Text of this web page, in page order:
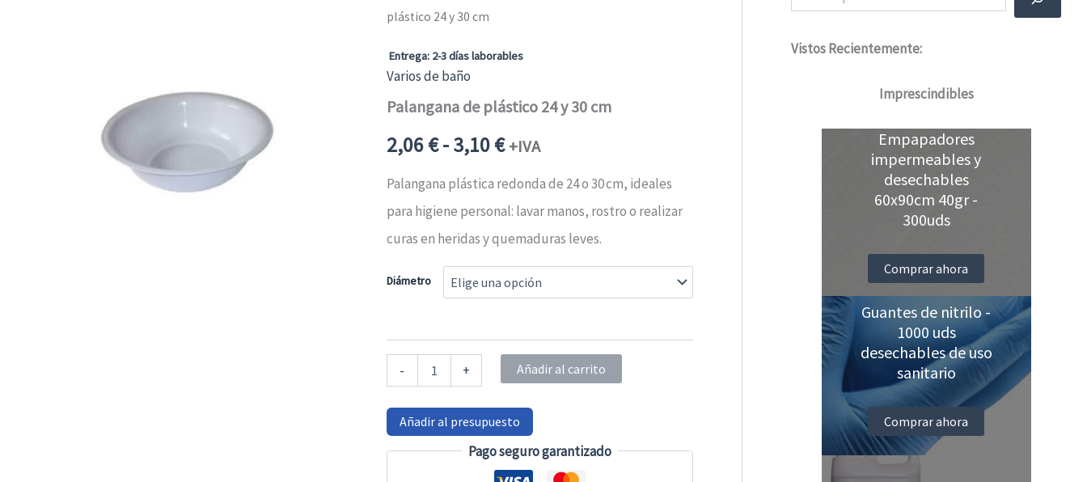
plástico 24 y 30 cm
Entrega: 2-3 días laborables
Varios de baño
Palangana de plástico 24 y 30 cm
2,06€-3,10€Rango
de
precios:
desde
hasta
3,10 €3,75 €
+IVA
Palangana plástica redonda de 24 o 30 cm, ideales
para higiene personal: lavar manos, rostro o realizar
curas en heridas y quemaduras leves.
Diámetro
-
24
+ Añadir al carrito
Añadir al presupuesto
Pago seguro garantizado
Vistos Recientemente:
Imprescindibles
Empapadores
impermeables y
desechables
60x90cm 40gr -
300uds
Comprar ahora
Guantes de nitrilo -
1000 uds
desechables de uso
sanitario
Comprar ahora